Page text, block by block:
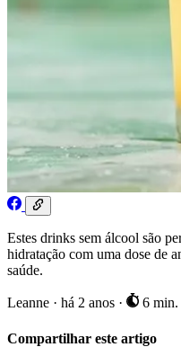
Estes drinks sem álcool são
hidratação com uma dose de
saúde.
Leanne · há 2 anos · 6 min.
Compartilhar este artigo